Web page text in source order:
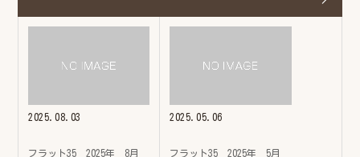
2025.08.03
フラット35 2025年 8月
2025.05.06
フラット35 2025年 5月